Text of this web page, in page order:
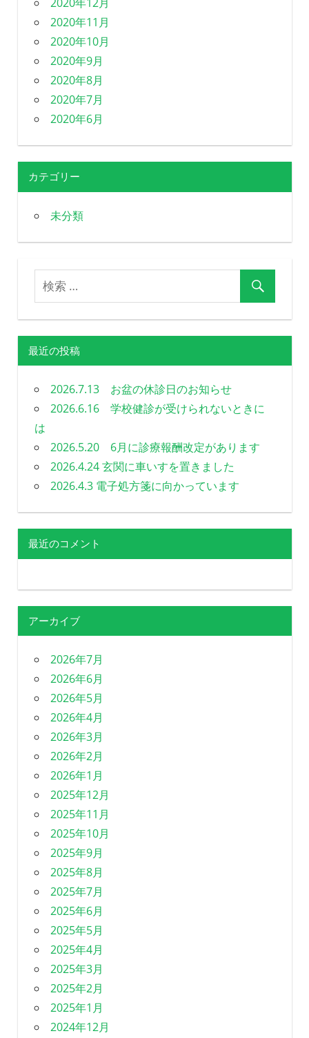
2020年11月
2020年10月
2020年9月
2020年8月
2020年7月
2020年6月
カテゴリー
未分類
最近の投稿
2026.7.13 お盆の休診日のお知らせ
2026.6.16 学校健診が受けられないときに
は
2026.5.20 6月に診療報酬改定があります
2026.4.24 玄関に車いすを置きました
2026.4.3 電子処方箋に向かっています
最近のコメント
アーカイブ
2026年7月
2026年6月
2026年5月
2026年4月
2026年3月
2026年2月
2026年1月
2025年12月
2025年11月
2025年10月
2025年9月
2025年8月
2025年7月
2025年6月
2025年5月
2025年4月
2025年3月
2025年2月
2025年1月
2024年12月